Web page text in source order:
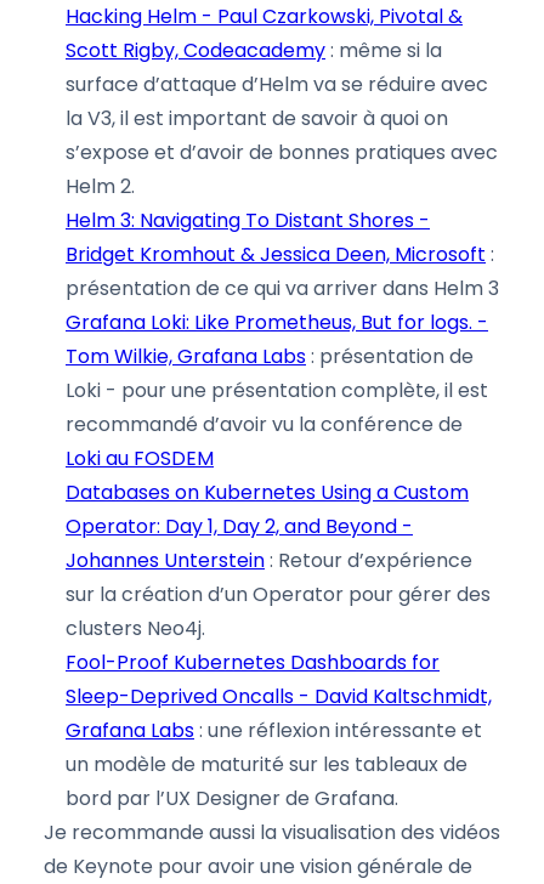
Hacking Helm - Paul Czarkowski, Pivotal &
Scott Rigby, Codeacademy: même si la
surface d’attaque d’Helm va se réduire avec
la V3, il est important de savoir à quoi on
s’expose et d’avoir de bonnes pratiques avec
Helm 2.
Helm 3: Navigating To Distant Shores -
Bridget Kromhout & Jessica Deen, Microsoft :
présentation de ce qui va arriver dans Helm 3
Grafana Loki: Like Prometheus, But for logs. -
Tom Wilkie, Grafana Labs: présentation de
Loki - pour une présentation complète, il est
recommandé d’avoir vu la conférence de
Loki au FOSDEM
Databases on Kubernetes Using a Custom
Operator: Day 1, Day 2, and Beyond -
Johannes Unterstein: Retour d’expérience
sur la création d’un Operator pour gérer des
clusters Neo4j.
Fool-Proof Kubernetes Dashboards for
Sleep-Deprived Oncalls - David Kaltschmidt,
Grafana Labs: une réflexion intéressante et
un modèle de maturité sur les tableaux de
bord par l’UX Designer de Grafana.
Je recommande aussi la visualisation des vidéos
de Keynote pour avoir une vision générale de